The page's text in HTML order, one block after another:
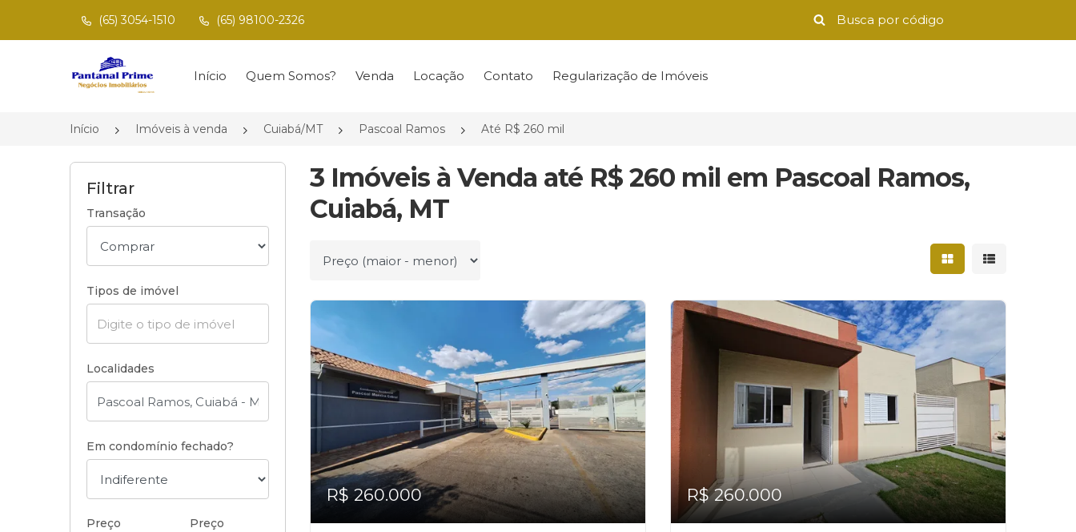
(65) 3054-1510 (65) 98100-2326
Página inicial
Início Quem Somos? Venda Locação Contato Regularização de Imóveis
Início Imóveis à venda Cuiabá/MT Pascoal Ramos Até R$ 260 mil
Filtrar
Transação
Tipos de imóvel
Localidades
Em condomínio fechado?
Preço
Preço
3 Imóveis à Venda até R$ 260 mil em Pascoal Ramos,
Cuiabá, MT
Ordenar por Mostrar resultados
Mostrar
R$ 260.000 R$ 260.000